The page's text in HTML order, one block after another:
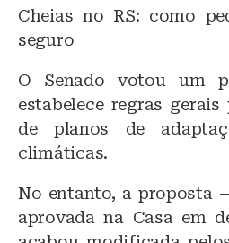
Cheias no RS: como
seguro
O Senado votou um
estabelece regras
de planos de
climáticas.
No entanto, a proposta
aprovada na Casa em